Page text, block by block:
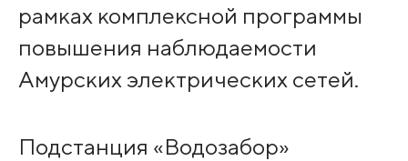
рамках комплексной программы
повышения наблюдаемости
Амурских электрических сетей.
Подстанция «Водозабор»